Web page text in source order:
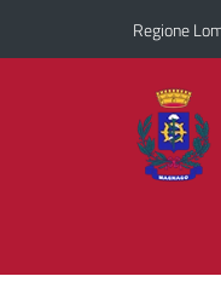
Regione